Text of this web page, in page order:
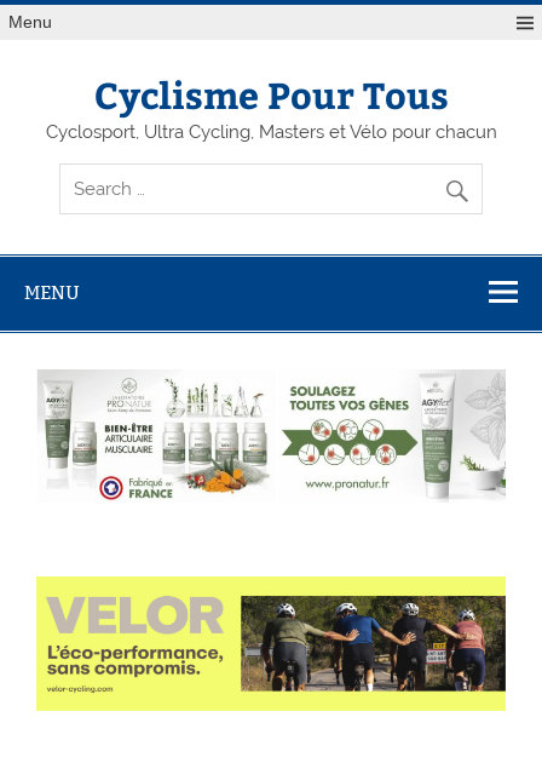
Menu
Cyclisme Pour Tous
Cyclosport, Ultra Cycling, Masters et Vélo pour chacun
MENU